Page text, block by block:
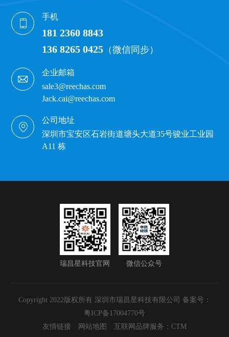
手机
181 2360 8843
136 8265 0425 （微信同步）
企业邮箱
sale3@reechas.com
Jack.cai@reechas.com
公司地址
深圳市宝安区石岩街道塘头大道35号骏业工业园
A11 栋
瑞昌星科技官网 微信公众号
Copyright 2022版权所有 深圳市瑞昌星科技有限公司 备案号：
粤ICP备17004770号
友情链接
网站地图 互联网品牌服务：CTM